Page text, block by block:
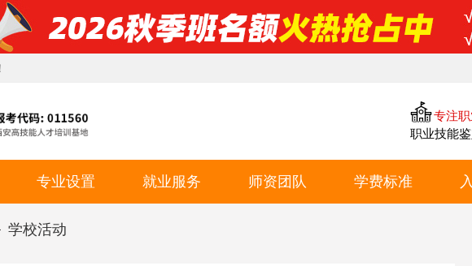
专注
职业技能
专业设置
就业专业
就业服务 师资团队 学费标准
学校活动